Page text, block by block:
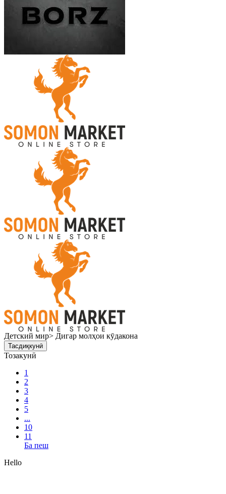
Детский мир> Дигар молҳои кӯдакона
Тасдиқкунӣ
Тозакунӣ
1
2
3
4
5
...
10
11
Ба пеш
Hello